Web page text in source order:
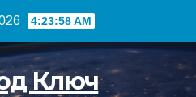
4:23:59 AM
Ключ